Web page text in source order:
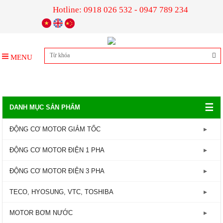
Hotline: 0918 026 532 - 0947 789 234
MENU
DANH MỤC SẢN PHẨM ☰
ĐỘNG CƠ MOTOR GIẢM TỐC
GIẢM TỐC TRỤC LIỀN
GIẢM TỐC ĐẦU TRÒN
GIẢM TỐC ĐẦU VUÔNG
GIẢM TỐC CỐT ÂM
ĐỘNG CƠ MOTOR ĐIỆN 1 PHA
Động Cơ Motor Điện 1 Pha - 1450RPM
Động Cơ Motor Điện 1 Pha - 2800RPM
ĐỘNG CƠ MOTOR ĐIỆN 3 PHA
Động Cơ Motor Điện 3 Pha - 960RPM
Động Cơ Motor Điện 3 Pha - 1450RPM
TECO, HYOSUNG, VTC, TOSHIBA
MOTOR TECO
MOTOR BƠM NƯỚC